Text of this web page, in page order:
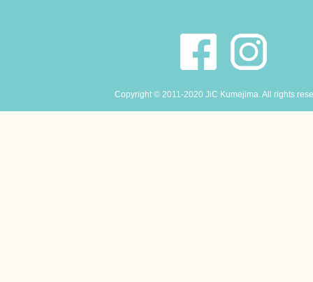
Copyright © 2011-2020 JiC Kumejima. All rights